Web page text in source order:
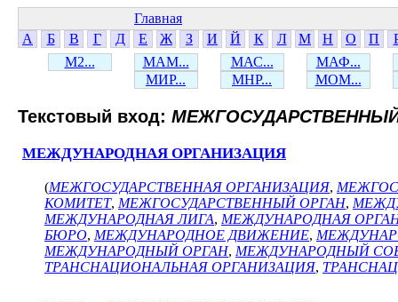
Главная
А
Б В Г Д Е Ж З И Й К Л М Н О П
М2...
МАМ... МАС...
МАФ...
МИР...
МНР... МОМ...
Текстовый вход:
МЕЖДУНАРОДНАЯ ОРГАНИЗАЦИЯ
(МЕЖГОСУДАРСТВЕННАЯ ОРГАНИЗАЦИЯ,
КОМИТЕТ, МЕЖГОСУДАРСТВЕННЫЙ ОРГАН,
МЕЖДУНАРОДНАЯ ЛИГА, МЕЖДУНАРОДНАЯ
БЮРО, МЕЖДУНАРОДНОЕ ДВИЖЕНИЕ,
МЕЖДУНАРОДНЫЙ ОРГАН, МЕЖДУНАРОДНЫЙ
ТРАНСНАЦИОНАЛЬНАЯ ОРГАНИЗАЦИЯ,